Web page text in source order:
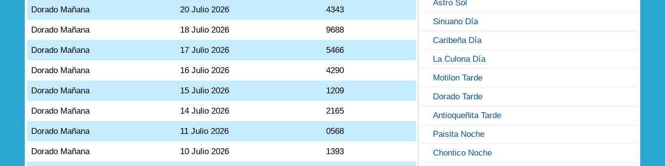
Dorado Mañana 20 Julio 2026 4343
Dorado Mañana 18 Julio 2026 9688
Dorado Mañana 17 Julio 2026 5466
Dorado Mañana 16 Julio 2026 4290
Dorado Mañana 15 Julio 2026 1209
Dorado Mañana 14 Julio 2026 2165
Dorado Mañana 11 Julio 2026 0568
Dorado Mañana 10 Julio 2026 1393
Astro Sol
Sinuano Día
Caribeña Día
La Culona Día
Motilon Tarde
Dorado Tarde
Antioqueñita Tarde
Paisita Noche
Chontico Noche